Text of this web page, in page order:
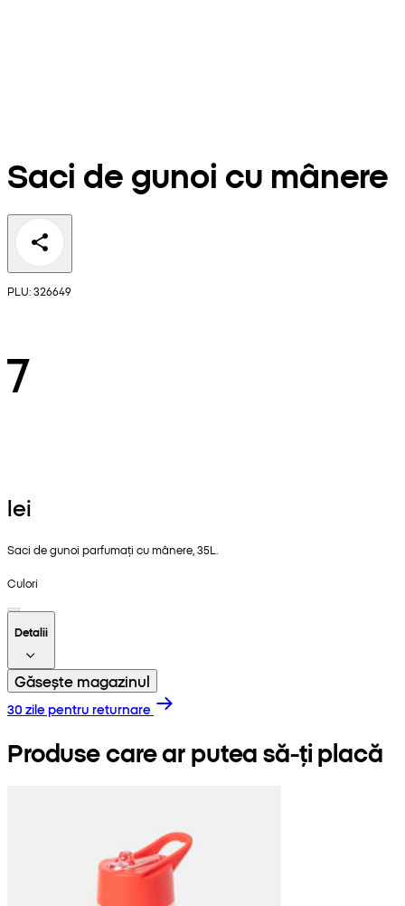
Saci de gunoi cu mânere
PLU: 326649
7
lei
Saci de gunoi parfumați cu mânere, 35L.
Culori
Detalii
Găsește magazinul
30 zile pentru returnare
Produse care ar putea să-ți placă